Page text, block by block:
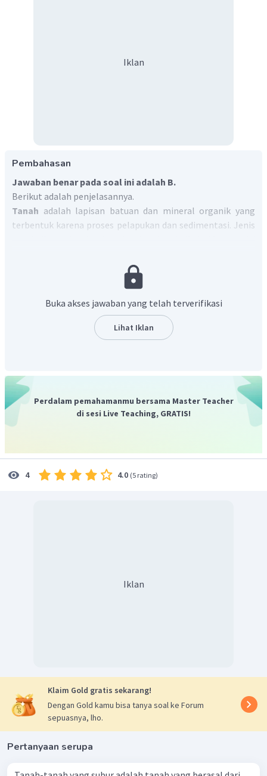
Iklan
Pembahasan
Jawaban benar pada soal ini adalah B.
Berikut adalah penjelasannya.
Tanah adalah lapisan batuan dan mineral organik yang
terbentuk karena proses pelapukan dan sedimentasi. Jenis
penyusun, iklim, topografi dan waktu.
Salah satu jenis tanah berdasarkan karakteristiknya
endapan debu vulkanikbaru dan membentuk
kerap ditemui pada sekitar gunung api
sehingga jenis tanahnya subur, jenis tanahnya
Oleh karena itu, jawaban yang tepat adalah B.
Buka akses jawaban yang telah terverifikasi
Lihat Iklan
Perdalam pemahamanmu bersama Master Teacher
di sesi Live Teaching, GRATIS!
4 4.0 (5 rating)
Iklan
Klaim Gold gratis sekarang!
Dengan Gold kamu bisa tanya soal ke Forum
sepuasnya, lho.
Pertanyaan serupa